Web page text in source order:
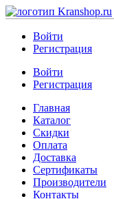
Войти
Регистрация
Войти
Регистрация
Главная
Каталог
Скидки
Оплата
Доставка
Сертификаты
Производители
Контакты